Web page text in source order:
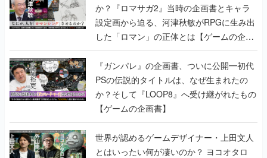
か？『ロマサガ2』当時の企画書とキャラ
設定画から迫る、河津秋敏がRPGに生み出
した「ロマン」の正体とは【ゲームの企画
書】
『ガンパレ』の企画書、ついに公開━初代
PSの伝説的タイトルは、なぜ生まれたの
か？そして『LOOP8』へ受け継がれたもの
【ゲームの企画書】
世界が認めるゲームデザイナー・上田文人
とはいったい何が凄いのか？ ヨコオタロ